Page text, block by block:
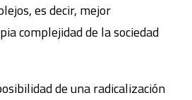
es decir, mejor
complejidad de la sociedad
de una radicalización